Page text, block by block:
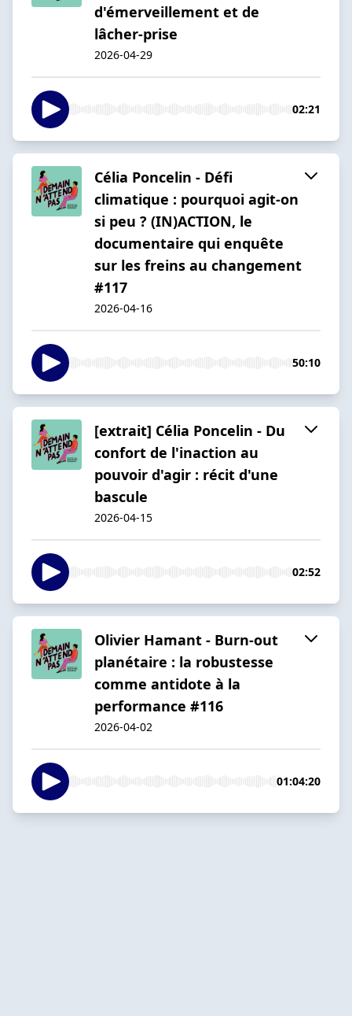
d'émerveillement et de
lâcher-prise
2026-04-29
02:21
Célia Poncelin - Défi
climatique : pourquoi agit-on
si peu ? (IN)ACTION, le
documentaire qui enquête
sur les freins au changement
#117
2026-04-16
50:10
[extrait] Célia Poncelin - Du
confort de l'inaction au
pouvoir d'agir : récit d'une
bascule
2026-04-15
02:52
Olivier Hamant - Burn-out
planétaire : la robustesse
comme antidote à la
performance #116
2026-04-02
01:04:20